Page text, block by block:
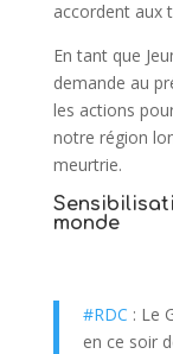
accordent aux
En tant que
demande au
les actions
notre région
meurtrie.
monde
#RDC : Le
en ce soir